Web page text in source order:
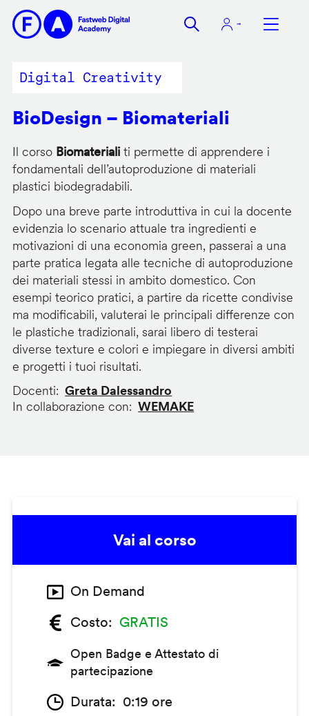
contenuto
Digital Creativity
BioDesign – Biomateriali
Il corso Biomaterialiti permette di apprendere i
fondamentali dell’autoproduzione di materiali
plastici biodegradabili.
Dopo una breve parte introduttiva in cui la docente
evidenzia lo scenario attuale tra ingredienti e
motivazioni di una economia green, passerai a una
parte pratica legata alle tecniche di autoproduzione
dei materiali stessi in ambito domestico. Con
esempi teorico pratici, a partire da ricette condivise
ma modificabili, valuterai le principali differenze con
le plastiche tradizionali, sarai libero di testerai
diverse texture e colori e impiegare in diversi ambiti
e progetti i tuoi risultati.
Docenti
Greta Dalessandro
In collaborazione con
WEMAKE
Vai al corso
On Demand
Costo
GRATIS
Open Badge e Attestato di
partecipazione
Durata 0:19 ore